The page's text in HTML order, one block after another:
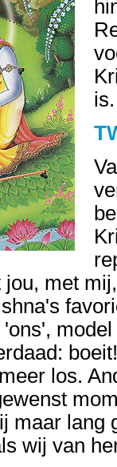
jou, met
los.
maar lang
wij van